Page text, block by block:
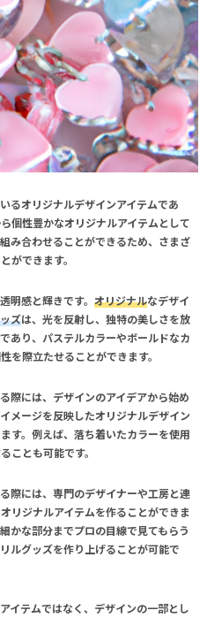
るオリジナルデザインアイテムであ
個性豊かなオリジナルアイテムとして
み合わせることができるため、さまざ
ができます。
明感と輝きです。 オリジナルなデザイ
ズは、光を反射し、独特の美しさを放
あり、パステルカラーやボールドなカ
を際立たせることができます。
際には、デザインのアイデアから始め
メージを反映したオリジナルデザイン
す。例えば、落ち着いたカラーを使用
ことも可能です。
際には、専門のデザイナーや工房と連
リジナルアイテムを作ることができま
かな部分までプロの目線で見てもらう
ルグッズを作り上げることが可能で
イテムではなく、デザインの一部とし